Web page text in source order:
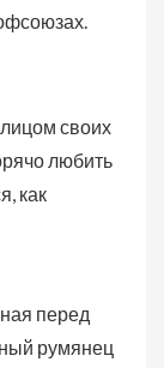
своих
любить
как
перед
румянец